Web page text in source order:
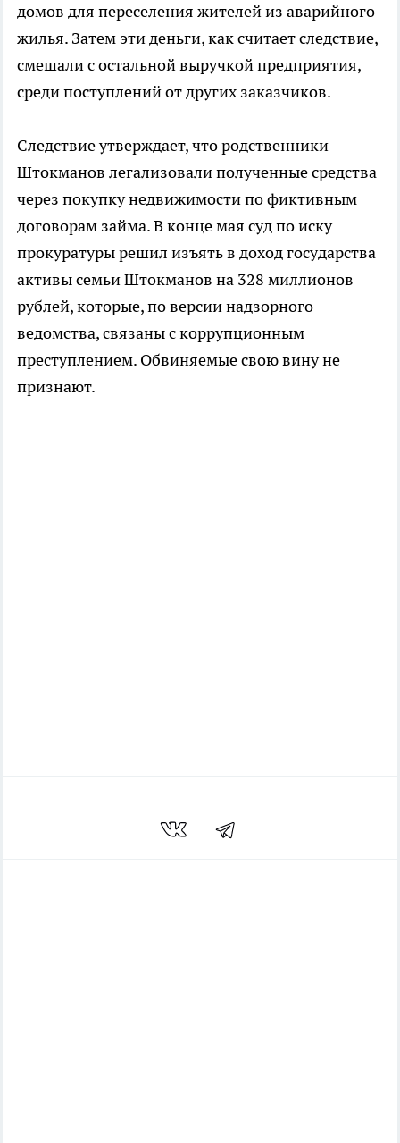
домов для переселения жителей из аварийного
жилья. Затем эти деньги, как считает следствие,
смешали с остальной выручкой предприятия,
среди поступлений от других заказчиков.
Следствие утверждает, что родственники
Штокманов легализовали полученные средства
через покупку недвижимости по фиктивным
договорам займа. В конце мая суд по иску
прокуратуры решил изъять в доход государства
активы семьи Штокманов на 328 миллионов
рублей, которые, по версии надзорного
ведомства, связаны с коррупционным
преступлением. Обвиняемые свою вину не
признают.